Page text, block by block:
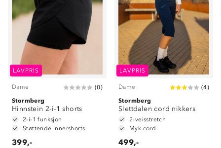
LAVPRIS
Dame (0)
Stormberg
Hinnstein 2-i-1 shorts
2-i-1 funksjon
Støttende innershorts
399,-
LAVPRIS
Dame (4)
Stormberg
Slettdalen cord nikkers
2-veisstretch
Myk cord
499,-